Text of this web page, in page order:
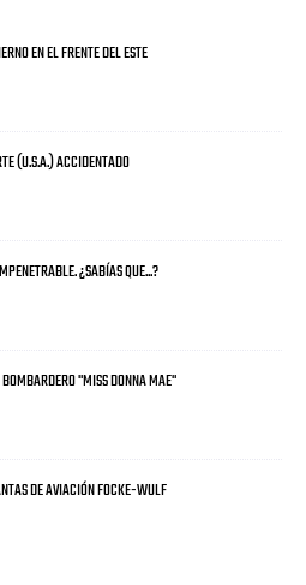
EN EL FRENTE DEL ESTE
(U.S.A.) ACCIDENTADO
¿SABÍAS QUE...?
"MISS DONNA MAE"
DE AVIACIÓN FOCKE-WULF